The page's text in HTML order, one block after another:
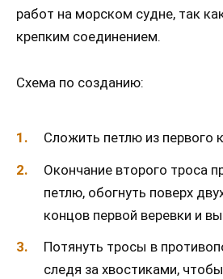
работ на морском судне, так
крепким соединением.
Схема по созданию:
Сложить петлю из первого
Окончание второго троса
петлю, обогнуть поверх
концов первой веревки и
Потянуть тросы в
следя за хвостиками,